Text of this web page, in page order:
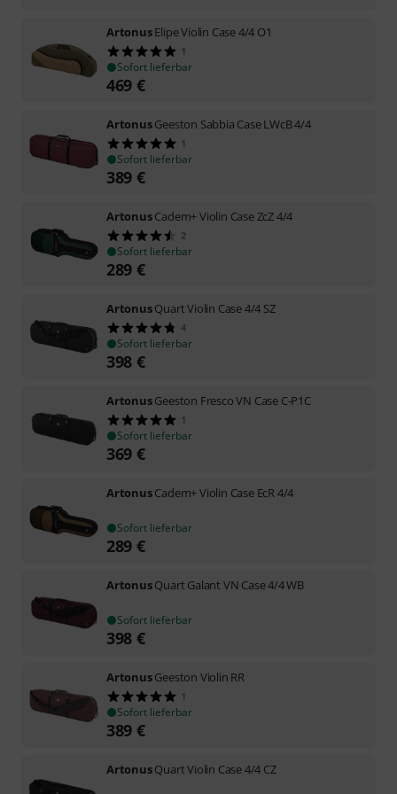
ArtonusElipe Violin Case 4/4 O1
1
Sofort lieferbar
469 €
ArtonusGeeston Sabbia Case LWcB 4/4
1
Sofort lieferbar
389 €
ArtonusCadem+ Violin Case ZcZ 4/4
2
Sofort lieferbar
289 €
ArtonusQuart Violin Case 4/4 SZ
4
Sofort lieferbar
398 €
ArtonusGeeston Fresco VN Case C-P1C
1
Sofort lieferbar
369 €
ArtonusCadem+ Violin Case EcR 4/4
Sofort lieferbar
289 €
ArtonusQuart Galant VN Case 4/4 WB
Sofort lieferbar
398 €
ArtonusGeeston Violin RR
1
Sofort lieferbar
389 €
ArtonusQuart Violin Case 4/4 CZ